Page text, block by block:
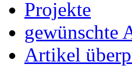
Projekte
gewünschte
Artikel